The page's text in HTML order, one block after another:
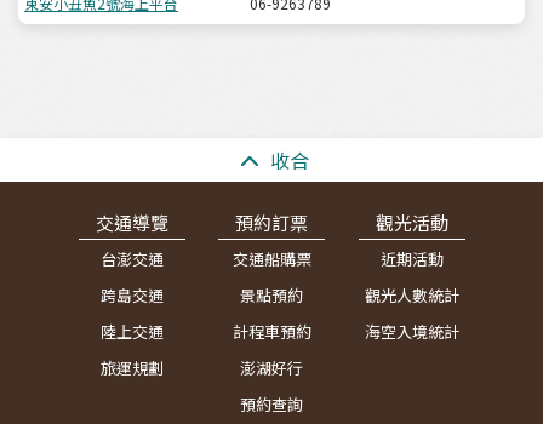
收合
交通導覽
台澎交通
跨島交通
陸上交通
旅運規劃
預約訂票
交通船購票
景點預約
計程車預約
澎湖好行
預約查詢
觀光活動
近期活動
觀光人數統計
海空入境統計